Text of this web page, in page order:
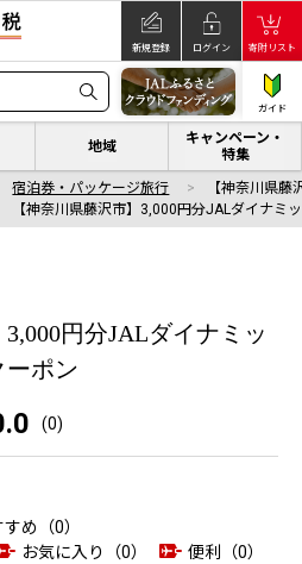
新規登録 ログイン 寄附リスト
ガイド
地域
キャンペーン・
特集
宿泊券・パッケージ旅行
【神奈川県
【神奈川県藤沢市】3,000円分JALダイナミ
3,000円分JALダイナミッ
ーポン
(0)
すめ（0）
お気に入り（0）
便利（0）